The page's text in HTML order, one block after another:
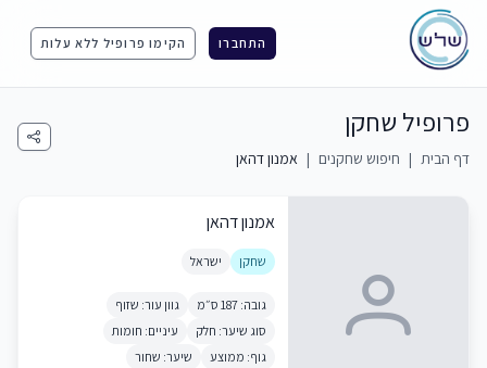
התחברו הקימו פרופיל ללא עלות
פרופיל שחקן
דף הבית | חיפוש שחקנים | אמנון דהאן
אמנון דהאן
שחקן ישראל
גובה: 187 ס״מ
גוון עור: שזוף
סוג שיער: חלק
עיניים: חומות
גוף: ממוצע
שיער: שחור